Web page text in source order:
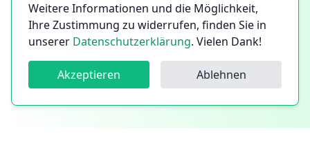
Weitere Informationen und die Möglichkeit,
Ihre Zustimmung zu widerrufen, finden Sie in
unserer Datenschutzerklärung. Vielen Dank!
Akzeptieren Ablehnen